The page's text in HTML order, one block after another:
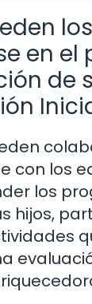
en el
de
con los
los
hijos,